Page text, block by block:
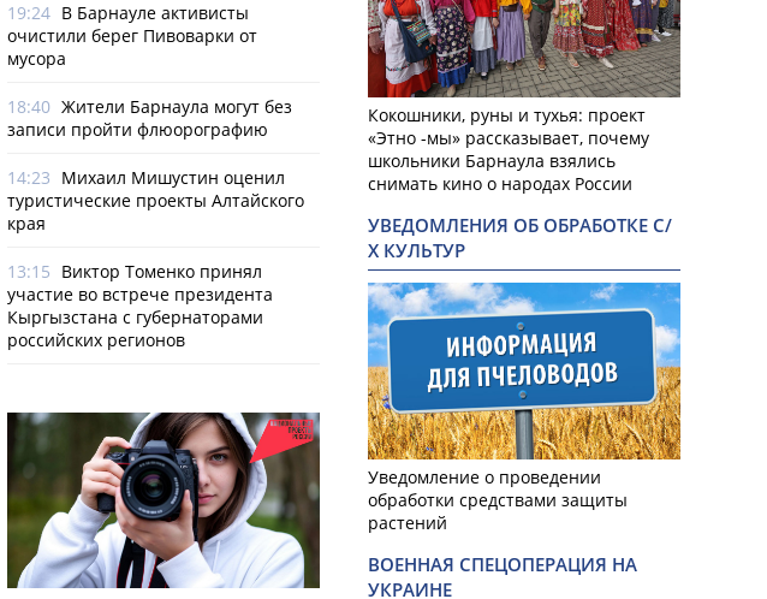
19:24 В Барнауле активисты
очистили берег Пивоварки от
мусора
18:40 Жители Барнаула могут без
записи пройти флюорографию
14:23 Михаил Мишустин оценил
туристические проекты Алтайского
края
13:15 Виктор Томенко принял
участие во встрече президента
Кыргызстана с губернаторами
российских регионов
Кокошники, руны и тухья: проект
«Этно -мы» рассказывает, почему
школьники Барнаула взялись
снимать кино о народах России
УВЕДОМЛЕНИЯ ОБ ОБРАБОТКЕ С/
Х КУЛЬТУР
Уведомление о проведении
обработки средствами защиты
растений
ВОЕННАЯ СПЕЦОПЕРАЦИЯ НА
УКРАИНЕ